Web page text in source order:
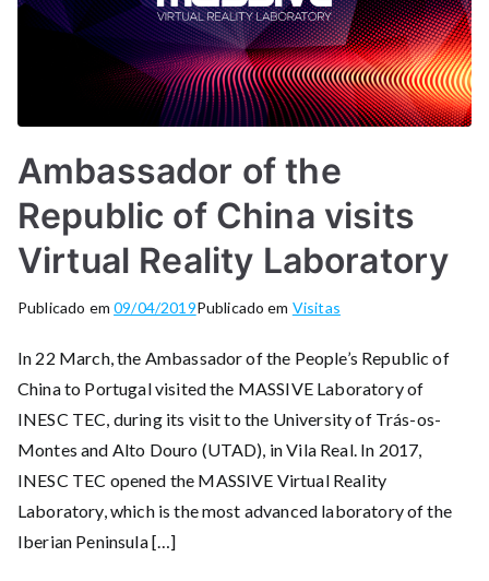
Ambassador of the
Republic of China visits
Virtual Reality Laboratory
Publicado em09/04/2019Publicado em Visitas
In 22 March, the Ambassador of the People’s Republic of
China to Portugal visited the MASSIVE Laboratory of
INESC TEC, during its visit to the University of Trás-os-
Montes and Alto Douro (UTAD), in Vila Real. In 2017,
INESC TEC opened the MASSIVE Virtual Reality
Laboratory, which is the most advanced laboratory of the
Iberian Peninsula […]